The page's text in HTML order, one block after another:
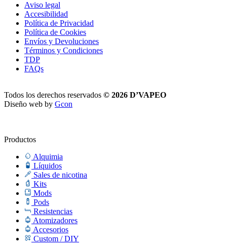
Aviso legal
Accesibilidad
Política de Privacidad
Política de Cookies
Envíos y Devoluciones
Términos y Condiciones
TDP
FAQs
Todos los derechos reservados © 2026 D’VAPEO
Diseño web by Gcon
Productos
Alquimia
Líquidos
Sales de nicotina
Kits
Mods
Pods
Resistencias
Atomizadores
Accesorios
Custom / DIY